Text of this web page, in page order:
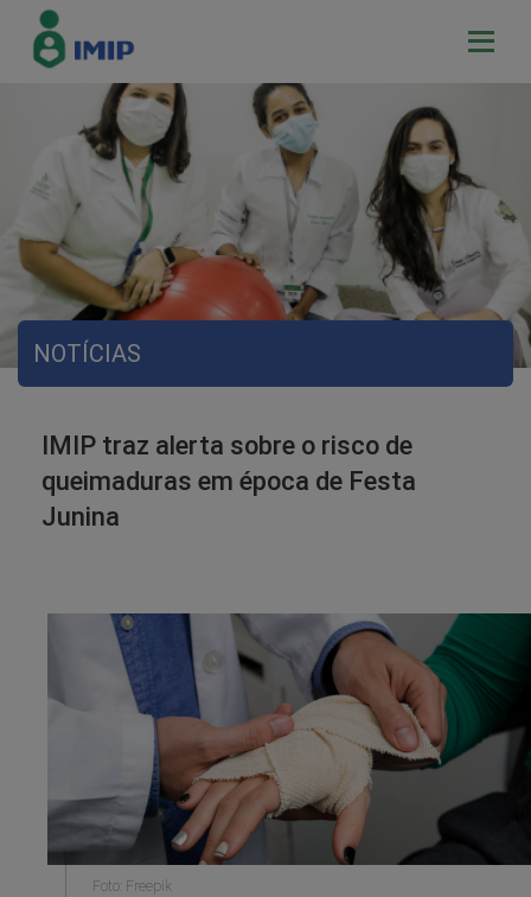
NOTÍCIAS
IMIP traz alerta sobre o risco de
queimaduras em época de Festa
Junina
Foto: Freepik